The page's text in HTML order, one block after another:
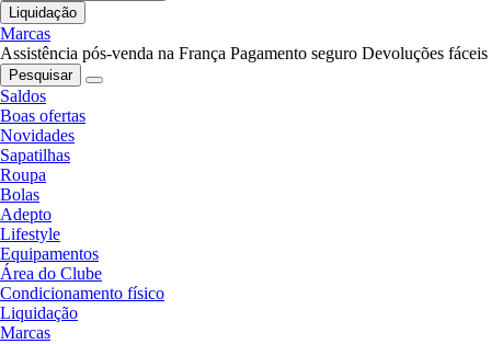
Liquidação
Marcas
Assistência pós-venda na França Pagamento seguro Devoluções fáceis
Pesquisar
Saldos
Boas ofertas
Novidades
Sapatilhas
Roupa
Bolas
Adepto
Lifestyle
Equipamentos
Área do Clube
Condicionamento físico
Liquidação
Marcas